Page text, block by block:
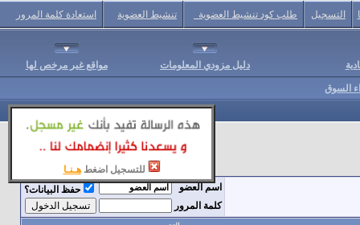
للتسجيل اضغط هـنـا
التسجيل طلب كود تنشيط العضوية تنشيط العضوية استعادة كلمة المرور
دليل مزودي المعلومات مواقع غير مرخص لها
السوق
اسم العضو
حفظ البيانات؟
كلمة المرور